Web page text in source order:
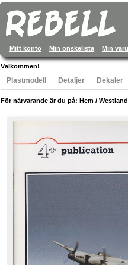
Mitt konto Min önskelista Min
Välkommen!
Plastmodell Detaljer Dekaler
För närvarande är du på: Hem /